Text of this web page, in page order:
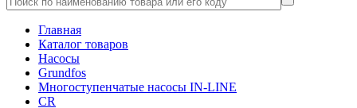
Главная
Каталог товаров
Насосы
Grundfos
Многоступенчатые насосы IN-LINE
CR